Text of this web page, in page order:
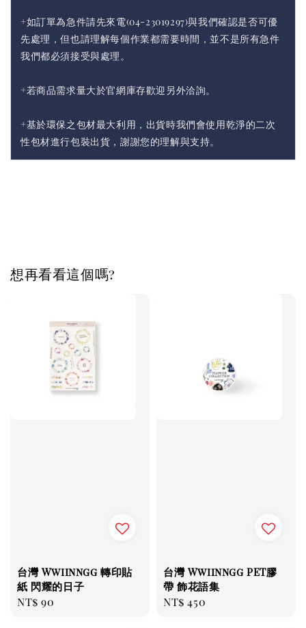
+如訂單為急件請先來電(04-23019297)與我們確認是否可優
先處理，但也請理解每個作業都需要時間，並不是所有急件
我們都必須接受與處理。
+若商品需求量大於官網庫存歡迎另外洽詢。
+基於環保之包材最大利用，出貨時我們會使用乾淨的二次
性包材進行包裝出貨，謝謝您的理解與支持。
想再看看這個嗎?
台灣 Wwiinngg 轉印貼
紙 閃耀的日子
Regular
NT$ 90
台灣 Wwiinngg PET膠
帶 飾花語集
Regular
NT$ 450